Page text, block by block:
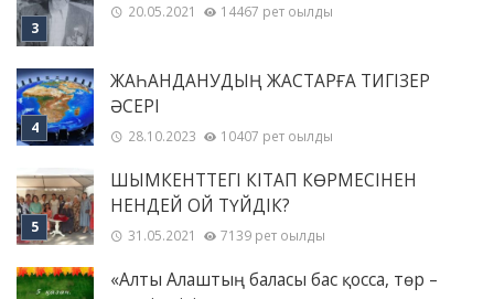
20.05.2021 14467 рет оқылды
ЖАҺАНДАНУДЫҢ ЖАСТАРҒА ТИГІЗЕР
ӘСЕРІ
28.10.2023 10407 рет оқылды
ШЫМКЕНТТЕГІ КІТАП КӨРМЕСІНЕН
НЕНДЕЙ ОЙ ТҮЙДІК?
31.05.2021 7139 рет оқылды
«Алты Алаштың баласы бас қосса, төр –